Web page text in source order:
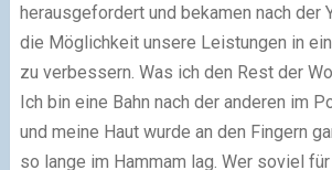
herausgefordert und bekamen nach der
die Möglichkeit unsere Leistungen in
zu verbessern. Was ich den Rest der
Ich bin eine Bahn nach der anderen im
und meine Haut wurde an den Fingern
so lange im Hammam lag. Wer soviel